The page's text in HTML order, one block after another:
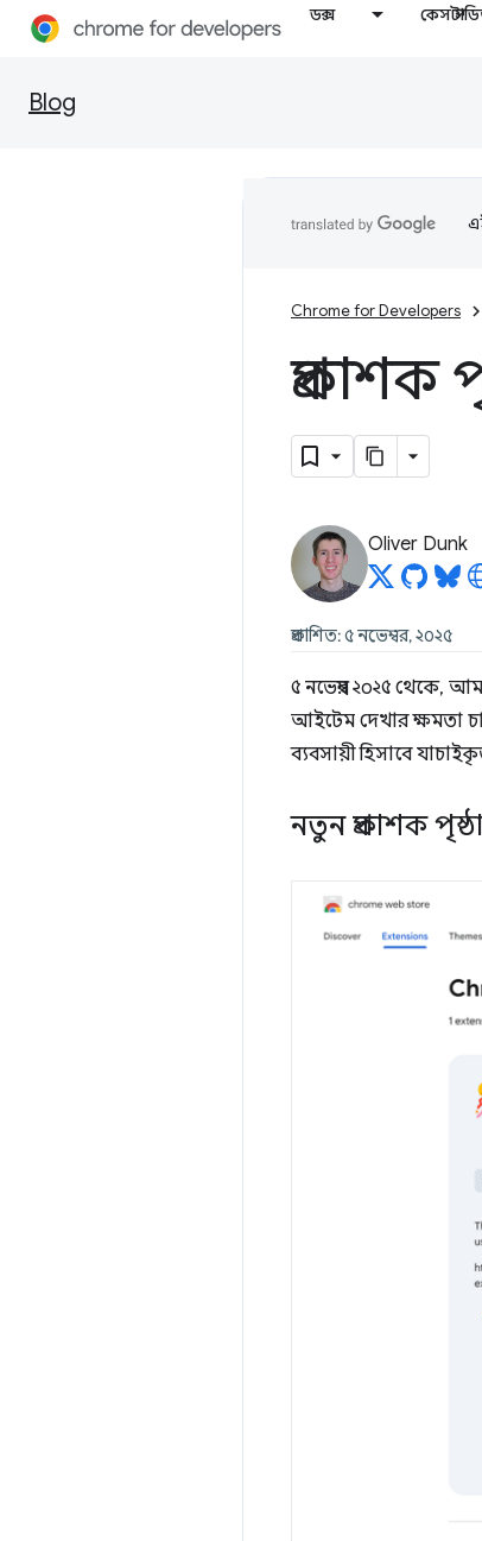
ডক্স কেস
Blog
Chrome for Developers
Oliver Dunk
প্রকাশিত: ৫ নভেম্বর, ২০২৫
৫ নভেম্বর ২০২৫ থেকে,
আইটেম দেখার ক্ষমতা
ব্যবসায়ী হিসাবে
নতুন প্রকাশক